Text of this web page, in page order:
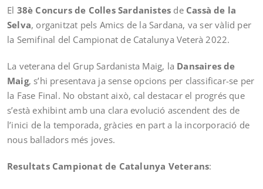
El 38è Concurs de Colles Sardanistes de Cassà de la
Selva, organitzat pels Amics de la Sardana, va ser vàlid per
la Semifinal del Campionat de Catalunya Veterà 2022.
La veterana del Grup Sardanista Maig, la Dansaires de
Maig, s’hi presentava ja sense opcions per classificar-se per
la Fase Final. No obstant això, cal destacar el progrés que
s’està exhibint amb una clara evolució ascendent des de
l’inici de la temporada, gràcies en part a la incorporació de
nous balladors més joves.
Resultats Campionat de Catalunya Veterans: